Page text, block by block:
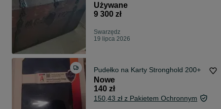
Używane
9 300 zł
Swarzędz
19 lipca 2026
Pudełko na Karty Stronghold 200+
Nowe
140 zł
150,43 zł z Pakietem Ochronnym